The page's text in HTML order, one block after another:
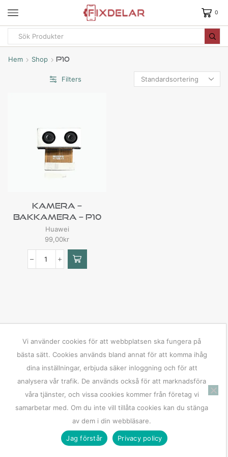
0
Hem Shop P10
Filters
Kamera –
Bakkamera – P10
Huawei
99,00kr
Vi använder cookies för att webbplatsen ska fungera på
bästa sätt. Cookies används bland annat för att komma ihåg
dina inställningar, erbjuda säker inloggning och för att
analysera vår trafik. De används också för att marknadsföra
våra tjänster, och vissa cookies kommer från företag vi
samarbetar med. Om du inte vill tillåta cookies kan du stänga
av dem i din webbläsare.
Jag förstår Privacy policy